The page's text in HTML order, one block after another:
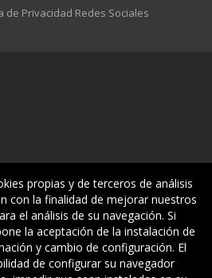
de Privacidad Redes Sociales
propias y de terceros de análisis
con la finalidad de mejorar nuestros
el análisis de su navegación. Si
la aceptación de la instalación de
y cambio de configuración. El
de configurar su navegador